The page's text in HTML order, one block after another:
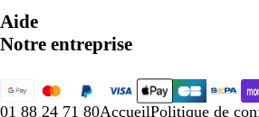
Aide
Notre entreprise
01 88 24 71 80AccueilPolitique de